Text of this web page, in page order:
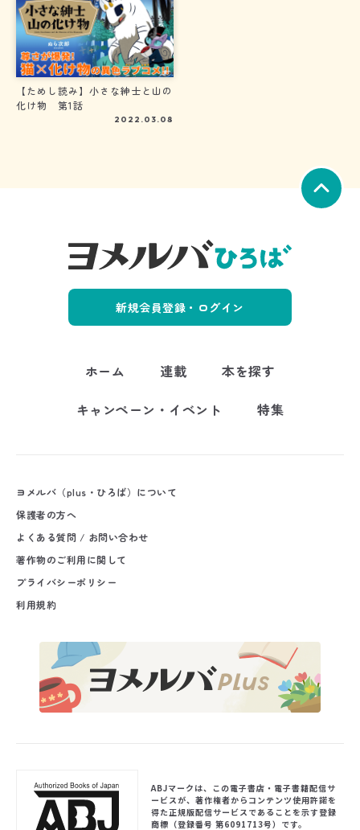
【ためし読み】小さな紳士と山の
化け物 第1話
2022.03.08
新規会員登録・ログイン
ホーム 連載
本を探す
キャンペーン・イベント
特集
ヨメルバ（plus・ひろば）について
保護者の方へ
よくある質問 / お問い合わせ
著作物のご利用に関して
プライバシーポリシー
利用規約
ABJマークは、この電子書店・電子書籍配信サ
ービスが、著作権者からコンテンツ使用許諾を
得た正規版配信サービスであることを示す登録
商標（登録番号 第6091713号）です。